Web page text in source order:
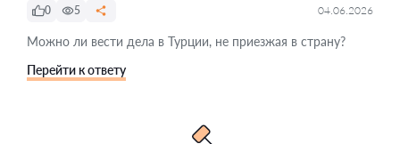
0 5 04.06.2026
Можно ли вести дела в Турции, не приезжая в страну?
Перейти к ответу